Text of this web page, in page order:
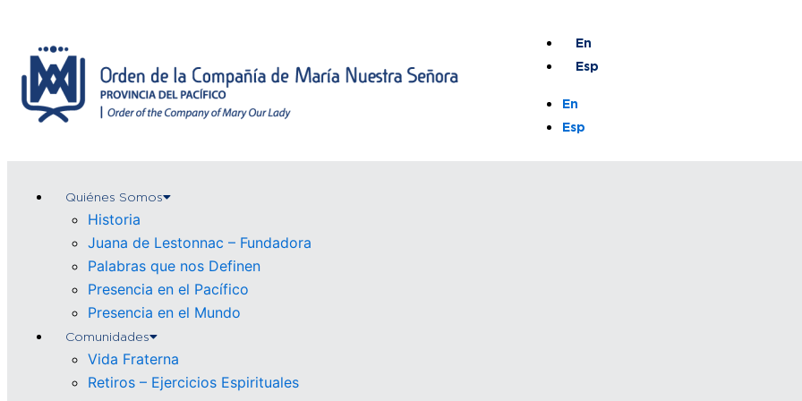
contenido
En
Esp
En
Esp
Quiénes Somos
Historia
Juana de Lestonnac – Fundadora
Palabras que nos Definen
Presencia en el Pacífico
Presencia en el Mundo
Comunidades
Vida Fraterna
Retiros – Ejercicios Espirituales